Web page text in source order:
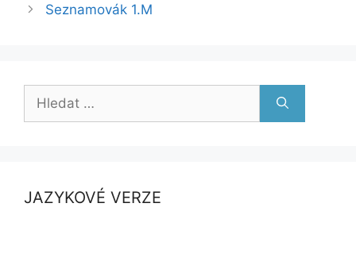
Seznamovák 1.M
JAZYKOVÉ VERZE